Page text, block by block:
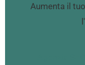
Aumenta il